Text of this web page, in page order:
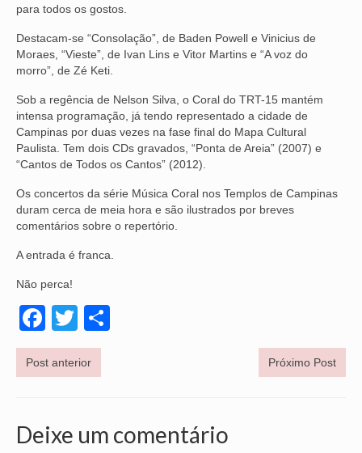
SÃO JOSÉ DOS CAMPOS
SÃO JOSÉ DO RIO PRETO
SOROCABA
NOTÍCIAS
BOLETIM
VÍDEOS
CONVÊNIOS
SINDICALIZE-SE
NÚCLEOS
APOSENTADOS
ANALISTAS JUDICIÁRIOS
para todos os gostos.
Destacam-se “Consolação”, de Baden Powell e Vinicius de
Moraes, “Vieste”, de Ivan Lins e Vitor Martins e “A voz do
morro”, de Zé Keti.
Sob a regência de Nelson Silva, o Coral do TRT-15 mantém
intensa programação, já tendo representado a cidade de
Campinas por duas vezes na fase final do Mapa Cultural
Paulista. Tem dois CDs gravados, “Ponta de Areia” (2007) e
“Cantos de Todos os Cantos” (2012).
Os concertos da série Música Coral nos Templos de Campinas
duram cerca de meia hora e são ilustrados por breves
comentários sobre o repertório.
A entrada é franca.
Não perca!
Facebook
Twitter
Post anterior Próximo Post
Deixe um comentário